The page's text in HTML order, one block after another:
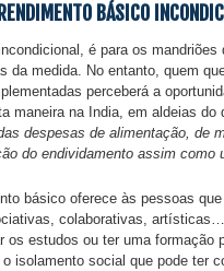
BÁSICO
é para os
da medida. No entanto, quem
perceberá a
maneira na India, em aldeias do
despesas de alimentação, de
do endividamento assim como
básico oferece às pessoas
colaborativas,
os estudos ou ter uma
isolamento social que pode ter